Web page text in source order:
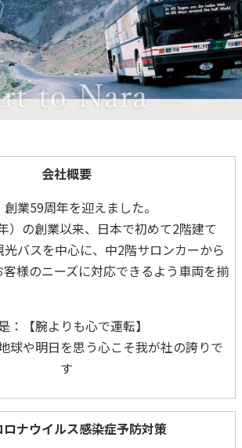
会社概要
業59周年を迎えました。
）の創業以来、日本で初めて2階建て
バスを中心に、中2階サロンカーから
様のニーズに対応できるよう車両を揃
：【腕よりも心で運転】
球や明日を思う心こそ我が社の誇りで
す
ロナウイルス感染症予防対策